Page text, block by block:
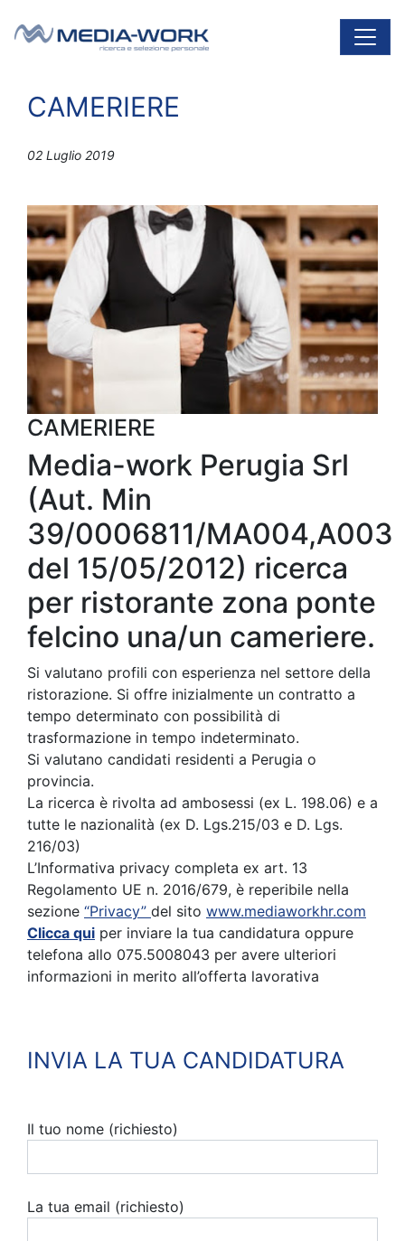
Navigazione principale
CAMERIERE
02 Luglio 2019
CAMERIERE
Media-work Perugia Srl
(Aut. Min
39/0006811/MA004,A003
del 15/05/2012) ricerca
per ristorante zona ponte
felcino una/un cameriere.
Si valutano profili con esperienza nel settore della
ristorazione. Si offre inizialmente un contratto a
tempo determinato con possibilità di
trasformazione in tempo indeterminato.
Si valutano candidati residenti a Perugia o
provincia.
La ricerca è rivolta ad ambosessi (ex L. 198.06) e a
tutte le nazionalità (ex D. Lgs.215/03 e D. Lgs.
216/03)
L’Informativa privacy completa ex art. 13
Regolamento UE n. 2016/679, è reperibile nella
sezione “Privacy” del sito www.mediaworkhr.com
Clicca qui per inviare la tua candidatura oppure
telefona allo 075.5008043 per avere ulteriori
informazioni in merito all’offerta lavorativa
INVIA LA TUA CANDIDATURA
Il tuo nome (richiesto)
La tua email (richiesto)